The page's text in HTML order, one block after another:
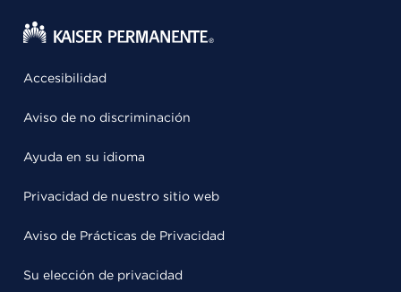
Accesibilidad
Aviso de no discriminación
Ayuda en su idioma
Privacidad de nuestro sitio web
Aviso de Prácticas de Privacidad
Su elección de privacidad